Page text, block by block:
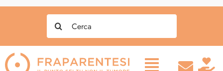
Search
for: